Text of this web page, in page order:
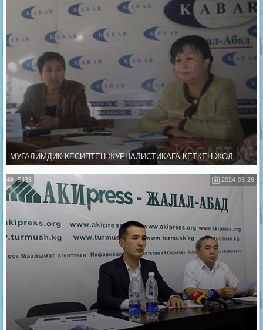
МУГАЛИМДИК КЕСИПТЕН ЖУРНАЛИСТИКАГА КЕТКЕН ЖОЛ
2024-06-26
5435